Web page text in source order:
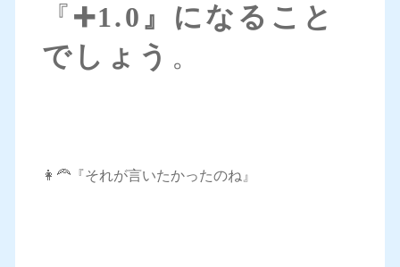
『➕1.0』になること
でしょう 。
👩‍🦰『それが言いたかったのね』